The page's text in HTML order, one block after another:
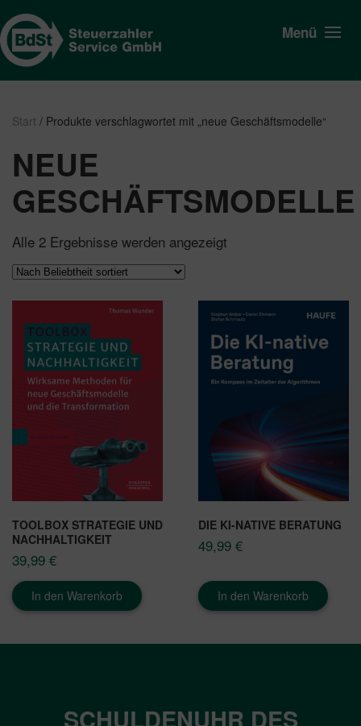
Menü
Start / Produkte verschlagwortet mit „neue Geschäftsmodelle“
NEUE
GESCHÄFTSMODELLE
Alle 2 Ergebnisse werden angezeigt
TOOLBOX STRATEGIE UND
NACHHALTIGKEIT
39,99 €
In den Warenkorb
DIE KI-NATIVE BERATUNG
49,99 €
In den Warenkorb
SCHULDENUHR DES